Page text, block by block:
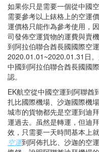
如果你只是需要一個從中國
需要參考以上錶格上的空運
運價格只能作為參考使用，
司發佈空運貨物的運費與賣
到阿拉伯聯合酋長國國際空
2020.01.01~2020.01.31日
中國到阿拉伯聯合酋長國國
認。
EK航空從中國空運到阿聯酋
扎比國際機場、沙迦國際機
城市的貨物都先是空運到迪
運過去。虽然是轉運，但迪
效，只需要一天時間基本上
空運到阿佈扎比、沙迦的空